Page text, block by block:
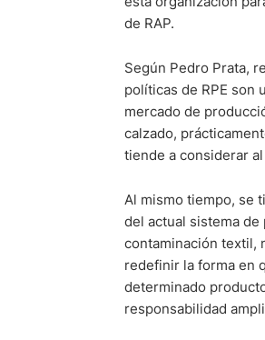
de RAP.
Según Pedro Prata,
políticas de RPE son
mercado de
calzado,
tiende a considerar
Al mismo tiempo, se
del actual sistema
contaminación textil,
redefinir la forma en
determinado
responsabilidad